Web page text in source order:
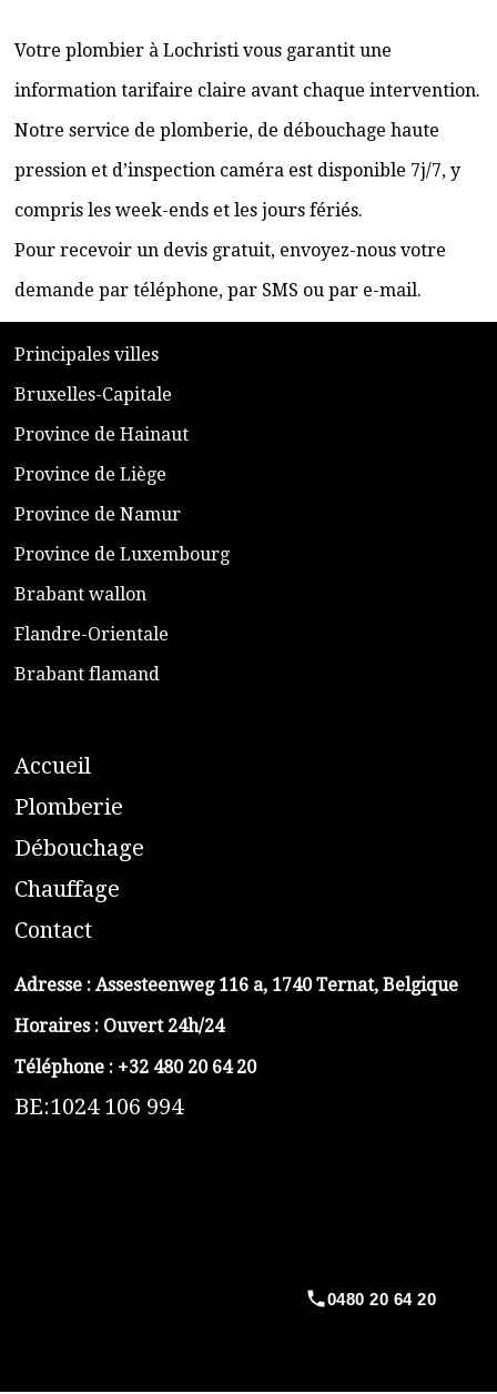
Votre plombier à Lochristi vous garantit une
information tarifaire claire avant chaque intervention.
Notre service de plomberie, de débouchage haute
pression et d’inspection caméra est disponible 7j/7, y
compris les week-ends et les jours fériés.
Pour recevoir un devis gratuit, envoyez-nous votre
demande par téléphone, par SMS ou par e-mail.
​Principales villes
​Bruxelles-Capitale
​Province de Hainaut
Province de Liège
​Province de Namur
​Province de Luxembourg
​Brabant wallon
​Flandre-Orientale
​Brabant flamand
Accueil
​Plomberie
Débouchage
Chauffage
Contact
Adresse : Assesteenweg 116 a, 1740 Ternat, Belgique
Horaires : Ouvert 24h/24
Téléphone : +32 480 20 64 20
BE:1024 106 994
0480 20 64 20